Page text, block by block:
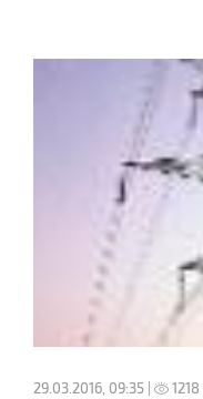
29.03.2016, 09:35 | 1218 |